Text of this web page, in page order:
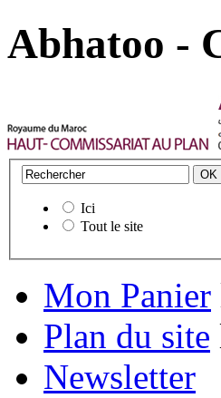
Abhatoo -
Ici
Tout le site
Mon Panier
Plan du site
Newsletter